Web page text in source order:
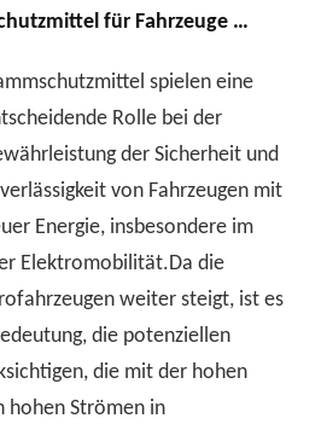
für Fahrzeuge mit neuer Energie
spielen eine
Rolle bei der
der Sicherheit und
von Fahrzeugen mit
Energie, insbesondere im
Elektromobilität.Da die
weiter steigt, ist es
die potenziellen
die mit der hohen
hohen Strömen in